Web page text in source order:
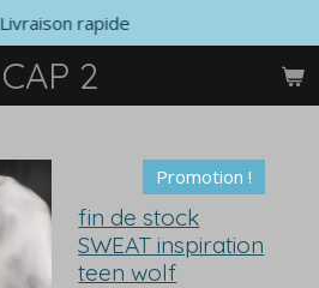
CAP 2
Livraison rapide
Promotion !
fin de stock
SWEAT inspiration
teen wolf